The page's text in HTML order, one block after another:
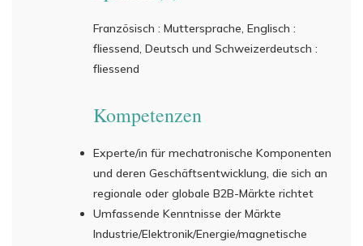
Französisch : Muttersprache, Englisch :
fliessend, Deutsch und Schweizerdeutsch :
fliessend
Kompetenzen
Experte/in für mechatronische Komponenten
und deren Geschäftsentwicklung, die sich an
regionale oder globale B2B-Märkte richtet
Umfassende Kenntnisse der Märkte
Industrie/Elektronik/Energie/magnetische